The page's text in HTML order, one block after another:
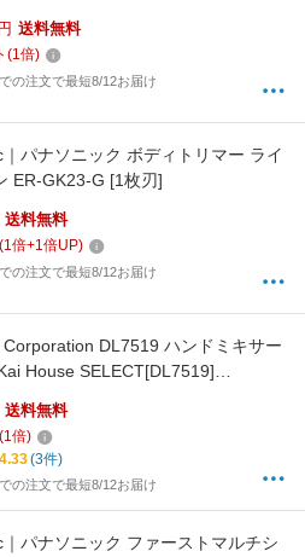
グリーン[AP2318PGREEN]
円 送料無料
(1倍)
の注文で最短8/12お届け
パナソニック ボディトリマー ライ
ER-GK23-G [1枚刃]
送料無料
(1倍+1倍UP)
の注文で最短8/12お届け
Corporation DL7519 ハンドミキサー
House SELECT[DL7519]
】
送料無料
(1倍)
4.33(3件)
の注文で最短8/12お届け
パナソニック ファーストマルチシ